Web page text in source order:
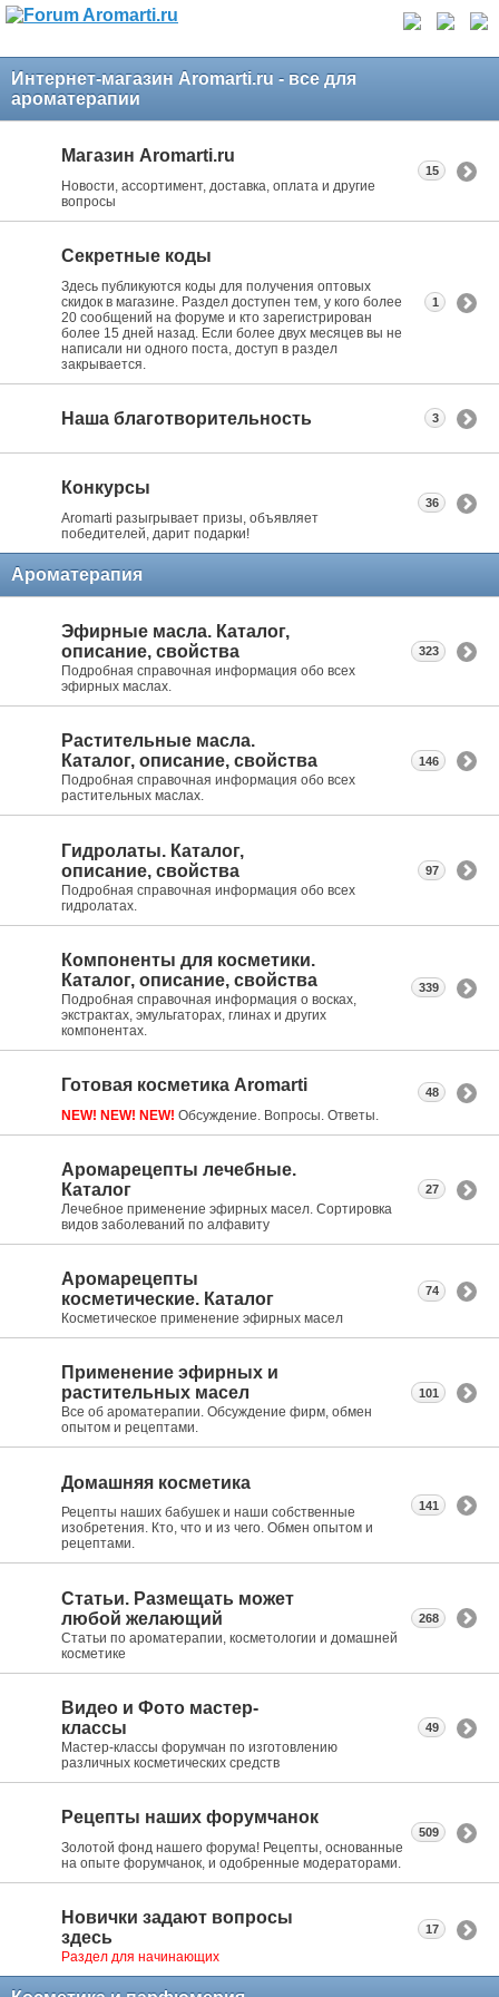
Интернет-магазин Aromarti.ru - все для
ароматерапии
Магазин Aromarti.ru
Новости, ассортимент, доставка, оплата и другие
вопросы
15
Секретные коды
Здесь публикуются коды для получения оптовых
скидок в магазине. Раздел доступен тем, у кого более
20 сообщений на форуме и кто зарегистрирован
более 15 дней назад. Если более двух месяцев вы не
написали ни одного поста, доступ в раздел
закрывается.
1
Наша благотворительность 3
Конкурсы
Aromarti разыгрывает призы, объявляет
победителей, дарит подарки!
36
Ароматерапия
Эфирные масла. Каталог,
описание, свойства
Подробная справочная информация обо всех
эфирных маслах.
323
Растительные масла.
Каталог, описание, свойства
Подробная справочная информация обо всех
растительных маслах.
146
Гидролаты. Каталог,
описание, свойства
Подробная справочная информация обо всех
гидролатах.
97
Компоненты для косметики.
Каталог, описание, свойства
Подробная справочная информация о восках,
экстрактах, эмульгаторах, глинах и других
компонентах.
339
Готовая косметика Aromarti
NEW! NEW! NEW! Обсуждение. Вопросы. Ответы.
48
Аромарецепты лечебные.
Каталог
Лечебное применение эфирных масел. Сортировка
видов заболеваний по алфавиту
27
Аромарецепты
косметические. Каталог
Косметическое применение эфирных масел
74
Применение эфирных и
растительных масел
Все об ароматерапии. Обсуждение фирм, обмен
опытом и рецептами.
101
Домашняя косметика
Рецепты наших бабушек и наши собственные
изобретения. Кто, что и из чего. Обмен опытом и
рецептами.
141
Статьи. Размещать может
любой желающий
Статьи по ароматерапии, косметологии и домашней
косметике
268
Видео и Фото мастер-
классы
Мастер-классы форумчан по изготовлению
различных косметических средств
49
Рецепты наших форумчанок
Золотой фонд нашего форума! Рецепты, основанные
на опыте форумчанок, и одобренные модераторами.
509
Новички задают вопросы
здесь
Раздел для начинающих
17